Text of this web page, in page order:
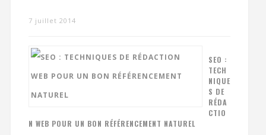
7 juillet 2014
SEO :
TECH
NIQUE
S DE
RÉDA
CTIO
N WEB POUR UN BON RÉFÉRENCEMENT NATUREL